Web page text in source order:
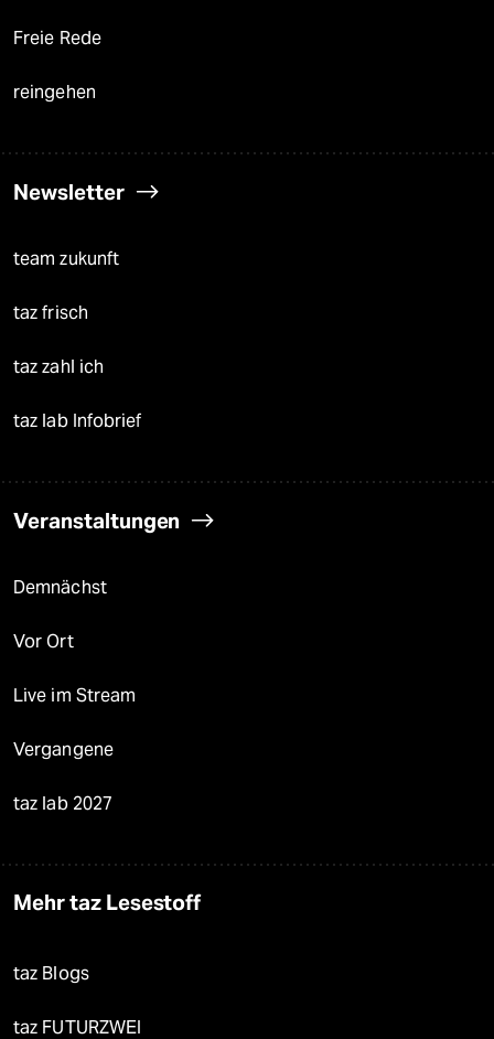
Freie Rede
reingehen
Newsletter
team zukunft
taz frisch
taz zahl ich
taz lab Infobrief
Veranstaltungen
Demnächst
Vor Ort
Live im Stream
Vergangene
taz lab 2027
Mehr taz Lesestoff
taz Blogs
taz FUTURZWEI